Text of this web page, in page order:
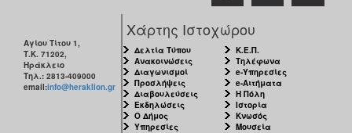
Αγίου Τίτου 1,
Τ.Κ. 71202,
Ηράκλειο
Τηλ.: 2813-409000
email:info@heraklion.gr
Χάρτης Ιστοχώρου
Δελτία Τύπου
Ανακοινώσεις
Διαγωνισμοί
Προσλήψεις
Διαβουλεύσεις
Εκδηλώσεις
Ο Δήμος
Υπηρεσίες
Κ.Ε.Π.
Τηλέφωνα
e-Υπηρεσίες
e-Αιτήματα
Η Πόλη
Ιστορία
Κνωσός
Μουσεία